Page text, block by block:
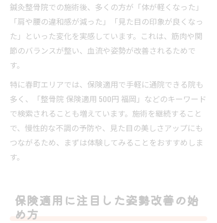
鍼灸整骨院での施術後、多くの方が「体が軽くなった」
「肩や腰の違和感が減った」「見た目の印象が良くなっ
た」といった変化を実感しています。これは、筋肉や関
節のバランスが整い、血流や姿勢が改善されるためで
す。
特に春町エリアでは、保険適用で手軽に通院できる院も
多く、「整骨院 保険適用 500円 福岡」などのキーワード
で検索されることも増えています。施術を継続すること
で、慢性的な不調の予防や、見た目の美しさアップにも
つながるため、まずは体験してみることをおすすめしま
す。
保険適用に注目した姿勢改善の始
め方